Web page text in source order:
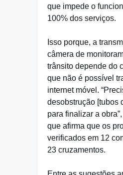
que impede o
100% dos serviços.
Isso porque, a
câmera de
trânsito depende do
que não é possível
internet móvel.
desobstrução [tubos
para finalizar a
que afirma que os
verificados em 12
23 cruzamentos.